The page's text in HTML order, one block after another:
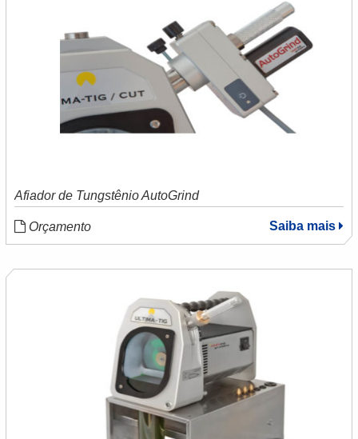
Afiador de Tungstênio AutoGrind
Orçamento Saiba mais